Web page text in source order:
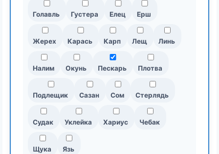
Голавль Густера Елец Ерш
Жерех Карась Карп Лещ Линь
Налим Окунь Пескарь Плотва
Подлещик Сазан Сом Стерлядь
Судак Уклейка Хариус Чебак
Щука Язь